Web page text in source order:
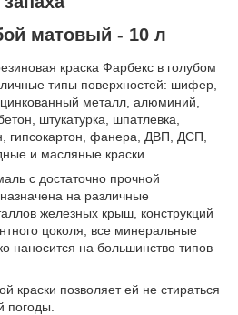
матовый - 10 л
краска Фарбекс в голубом
типы поверхностей: шифер,
металл, алюминий,
штукатурка, шпатлевка,
гипсокартон, фанера, ДВП, ДСП,
и масляные краски.
с достаточно прочной
на различные
железных крыш, конструкций
цоколя, все минеральные
наносится на большинство типов
краски позволяет ей не стираться
погоды.